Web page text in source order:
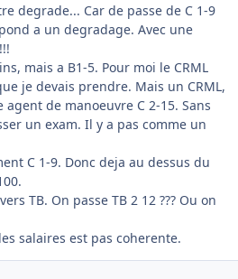
degrade... Car de passe de C 1-9
a un degradage. Avec une
mais a B1-5. Pour moi le CRML
je devais prendre. Mais un CRML,
de manoeuvre C 2-15. Sans
un exam. Il y a pas comme un
C 1-9. Donc deja au dessus du
TB. On passe TB 2 12 ??? Ou on
salaires est pas coherente.